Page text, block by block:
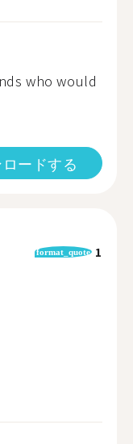
who would
ードする
format_quote 1